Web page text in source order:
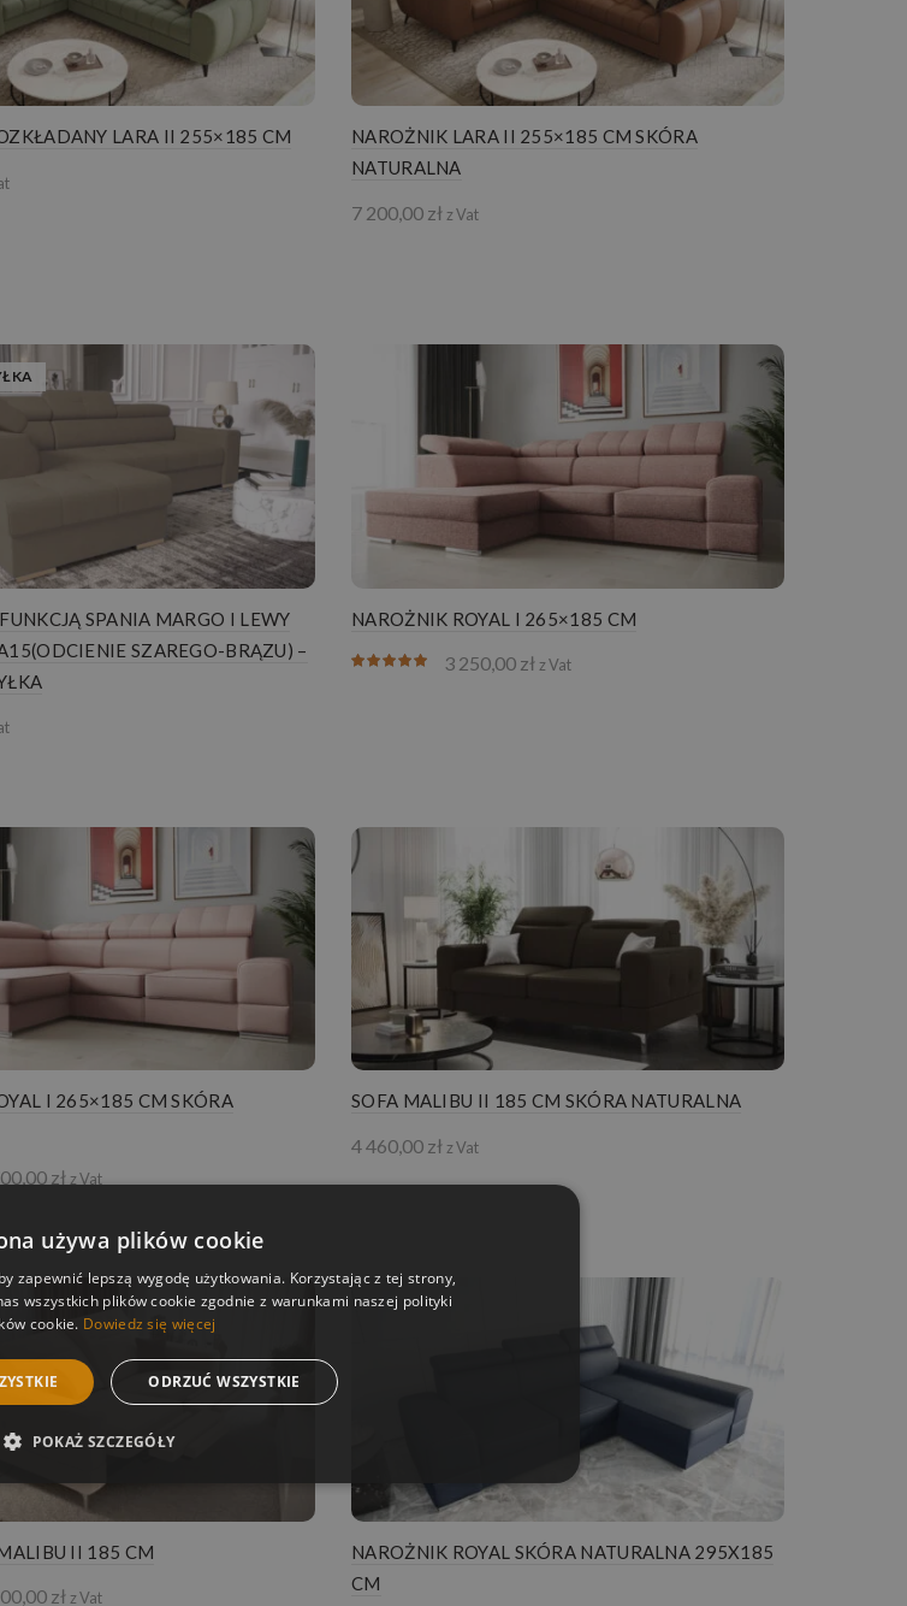
LARA II 255×185 CM
NAROŻNIK LARA II 255×185 CM SKÓRA
NATURALNA
7 200,00 zł z Vat
SPANIA MARGO I LEWY
SZAREGO-BRĄZU) –
NAROŻNIK ROYAL I 265×185 CM
3 250,00 złz Vat
I 265×185 CM SKÓRA
zł z Vat
SOFA MALIBU II 185 CM SKÓRA NATURALNA
4 460,00 zł z Vat
II 185 CM
złz Vat
NAROŻNIK ROYAL SKÓRA NATURALNA 295X185
CM
używa plików cookie
zapewnić lepszą wygodę użytkowania. Korzystając z tej strony,
wszystkich plików cookie zgodnie z warunkami naszej polityki
cookie. Dowiedz się więcej
ODRZUĆ WSZYSTKIE
POKAŻ SZCZEGÓŁY